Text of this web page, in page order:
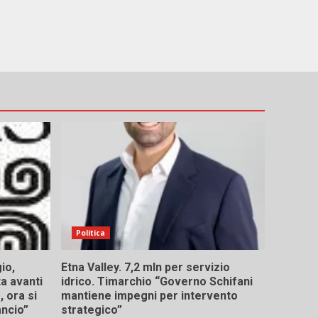
avanti
ora si
Politica
Etna Valley. 7,2 mln per servizio
idrico. Timarchio “Governo Schifani
mantiene impegni per intervento
strategico”